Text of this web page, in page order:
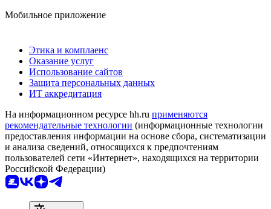
Мобильное приложение
Этика и комплаенс
Оказание услуг
Использование сайтов
Защита персональных данных
ИТ аккредитация
На информационном ресурсе hh.ru применяются
рекомендательные технологии (информационные технологии
предоставления информации на основе сбора, систематизации
и анализа сведений, относящихся к предпочтениям
пользователей сети «Интернет», находящихся на территории
Российской Федерации)